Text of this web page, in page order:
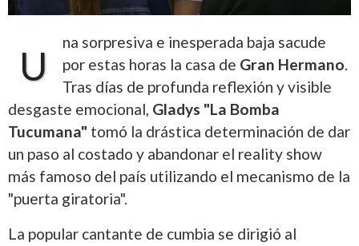
U
na sorpresiva e inesperada baja sacude
por estas horas la casa de Gran Hermano.
Tras días de profunda reflexión y visible
desgaste emocional, Gladys "La Bomba
Tucumana" tomó la drástica determinación de dar
un paso al costado y abandonar el reality show
más famoso del país utilizando el mecanismo de la
"puerta giratoria".
La popular cantante de cumbia se dirigió al